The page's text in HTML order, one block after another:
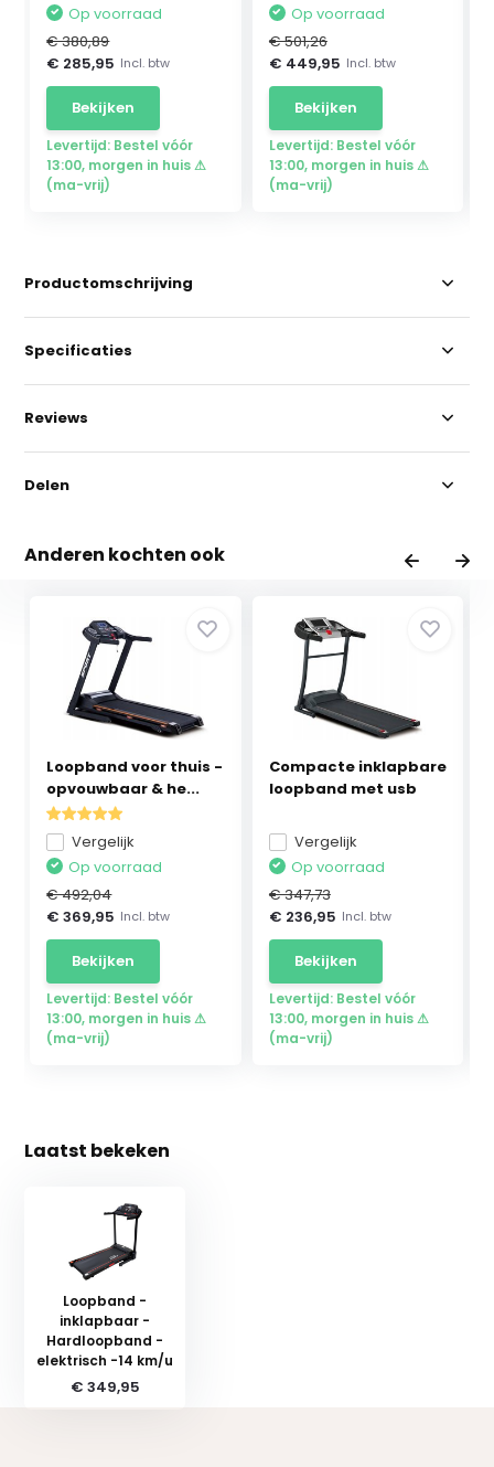
Op voorraad
€ 380,89
€ 285,95 Incl. btw
Bekijken
Levertijd: Bestel vóór
13:00, morgen in huis ⚠
(ma-vrij)
Op voorraad
€ 501,26
€ 449,95 Incl. btw
Bekijken
Levertijd: Bestel vóór
13:00, morgen in huis ⚠
(ma-vrij)
Productomschrijving
Specificaties
Reviews
Delen
Anderen kochten ook
Loopband voor thuis -
opvouwbaar & he...
Vergelijk
Op voorraad
€ 492,04
€ 369,95 Incl. btw
Bekijken
Levertijd: Bestel vóór
13:00, morgen in huis ⚠
(ma-vrij)
Compacte inklapbare
loopband met usb
Vergelijk
Op voorraad
€ 347,73
€ 236,95 Incl. btw
Bekijken
Levertijd: Bestel vóór
13:00, morgen in huis ⚠
(ma-vrij)
Laatst bekeken
Loopband -
inklapbaar -
Hardloopband -
elektrisch -14 km/u
€ 349,95